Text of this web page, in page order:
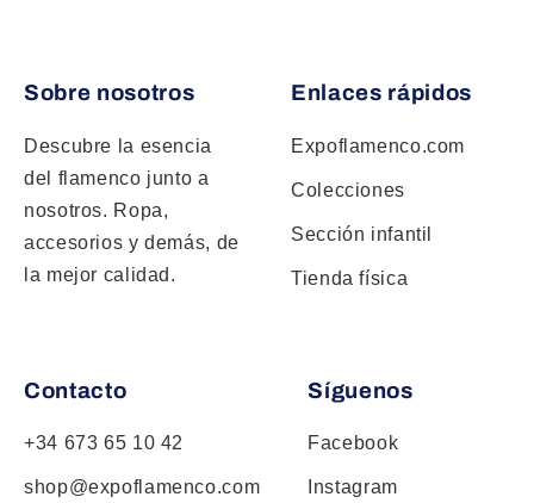
Sobre nosotros
Descubre la esencia
del flamenco junto a
nosotros. Ropa,
accesorios y demás, de
la mejor calidad.
Enlaces rápidos
Expoflamenco.com
Colecciones
Sección infantil
Tienda física
Contacto
+34 673 65 10 42
shop@expoflamenco.com
Síguenos
Facebook
Instagram